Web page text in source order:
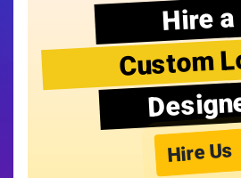
Hire a
Custom
Hire Us